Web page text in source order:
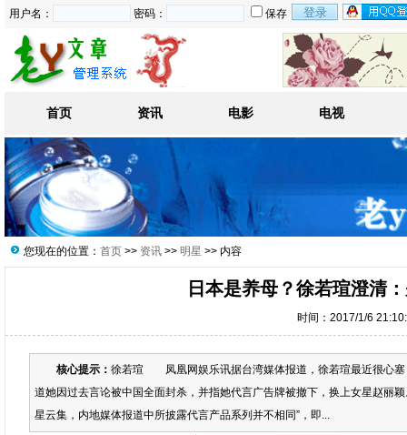
用户名： 密码： 保存
首页 资讯 电影 电视
您现在的位置： 首页 >> 资讯 >> 明星 >> 内容
日本是养母？徐若瑄澄清
时间：2017/1/6
核心提示： 徐若瑄 凤凰网娱乐讯据台湾媒体报道，徐若瑄最近很心塞
道她因过去言论被中国全面封杀，并指她代言广告牌被撤下，换上女星赵丽
星云集，内地媒体报道中所披露代言产品系列并不相同”，即...